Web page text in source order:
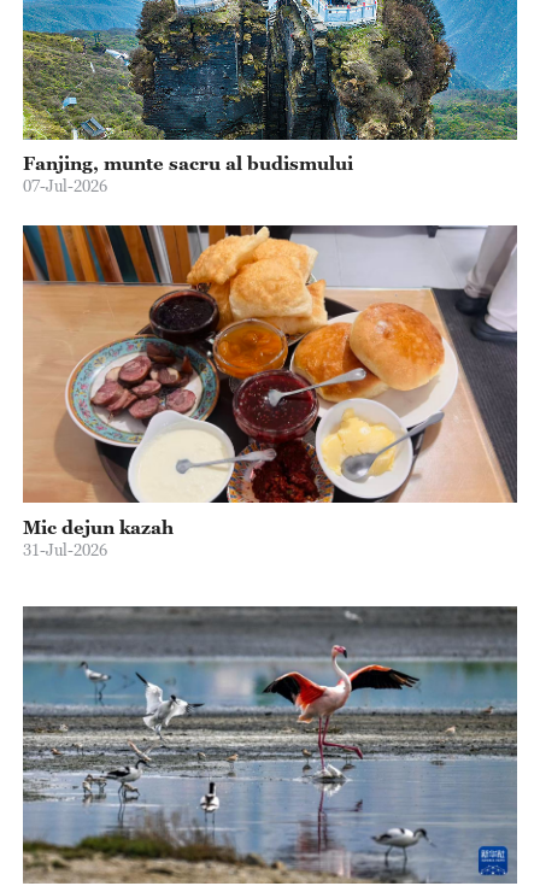
Fanjing, munte sacru al budismului
07-Jul-2026
Mic dejun kazah
31-Jul-2026